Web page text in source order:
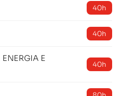
40h
40h
E
40h